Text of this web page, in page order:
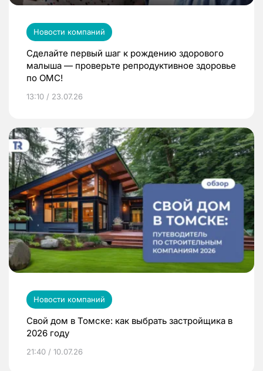
Новости компаний
Сделайте первый шаг к рождению здорового
малыша — проверьте репродуктивное здоровье
по ОМС!
13:10 / 23.07.26
Новости компаний
Свой дом в Томске: как выбрать застройщика в
2026 году
21:40 / 10.07.26